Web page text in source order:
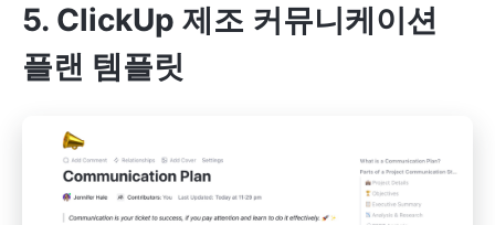
5. ClickUp 제조 커뮤니케이션
플랜 템플릿